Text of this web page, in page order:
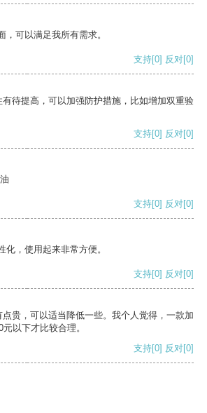
可以满足我所有需求。
支持[0] 反对[0]
待提高，可以加强防护措施，比如增加双重验
支持[0] 反对[0]
支持[0] 反对[0]
，使用起来非常方便。
支持[0] 反对[0]
贵，可以适当降低一些。我个人觉得，一款加
以下才比较合理。
支持[0] 反对[0]